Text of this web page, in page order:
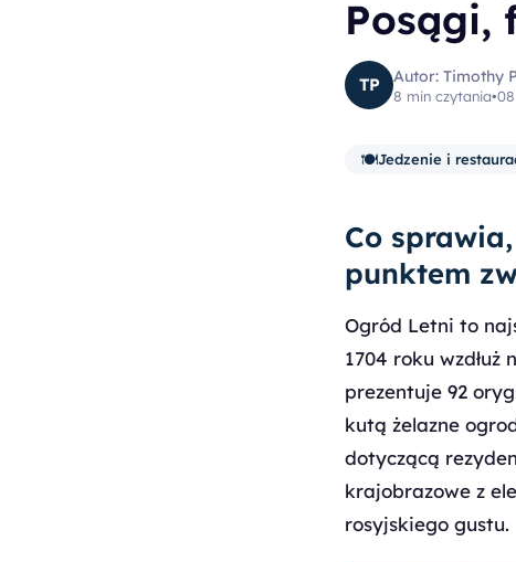
Posągi,
TP Autor: Timothy
8 min czytania•
🍽️Jedzenie i
Co
punktem
Ogród Letni to
1704 roku wzdłuż
prezentuje 92
kutą żelazne
dotyczącą
krajobrazowe z
rosyjskiego gustu.